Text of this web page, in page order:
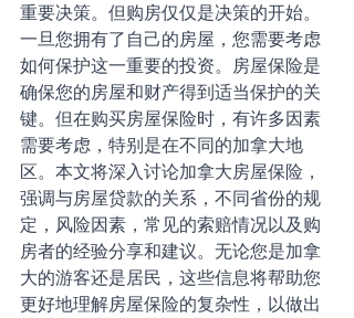
重要决策。但购房仅仅是决策的开始。
一旦您拥有了自己的房屋，您需要考虑
如何保护这一重要的投资。房屋保险是
确保您的房屋和财产得到适当保护的关
键。但在购买房屋保险时，有许多因素
需要考虑，特别是在不同的加拿大地
区。本文将深入讨论加拿大房屋保险，
强调与房屋贷款的关系，不同省份的规
定，风险因素，常见的索赔情况以及购
房者的经验分享和建议。无论您是加拿
大的游客还是居民，这些信息将帮助您
更好地理解房屋保险的复杂性，以做出